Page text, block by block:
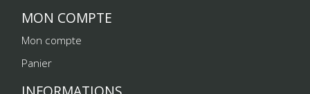
MON COMPTE
Mon compte
Panier